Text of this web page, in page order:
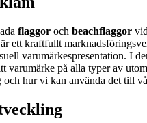
flaggor och beachflaggor
ett kraftfullt
varumärkespresentation. I
på alla typer av
hur vi kan använda det till